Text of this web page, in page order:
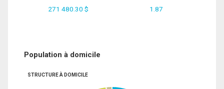
271 480.30 $ 1.87
Population à domicile
STRUCTURE À DOMICILE